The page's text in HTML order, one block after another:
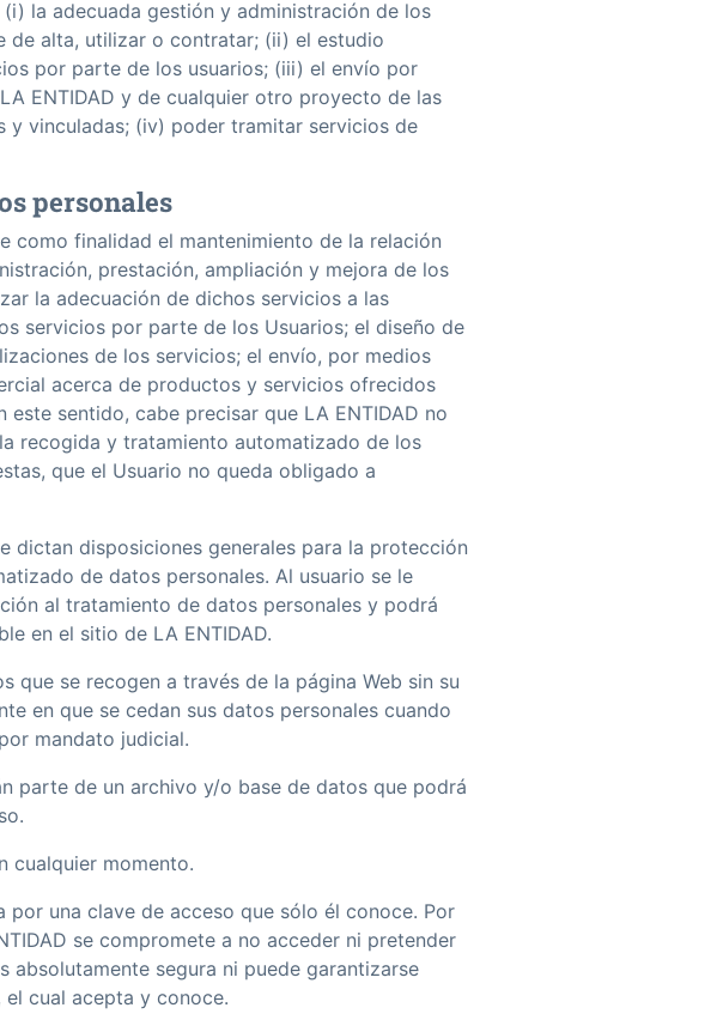
la adecuada gestión y administración de los
de alta, utilizar o contratar; (ii) el estudio
por parte de los usuarios; (iii) el envío por
ENTIDAD y de cualquier otro proyecto de las
y vinculadas; (iv) poder tramitar servicios de
personales
como finalidad el mantenimiento de la relación
prestación, ampliación y mejora de los
la adecuación de dichos servicios a las
servicios por parte de los Usuarios; el diseño de
de los servicios; el envío, por medios
acerca de productos y servicios ofrecidos
sentido, cabe precisar que LA ENTIDAD no
recogida y tratamiento automatizado de los
que el Usuario no queda obligado a
dictan disposiciones generales para la protección
de datos personales. Al usuario se le
al tratamiento de datos personales y podrá
en el sitio de LA ENTIDAD.
que se recogen a través de la página Web sin su
en que se cedan sus datos personales cuando
mandato judicial.
parte de un archivo y/o base de datos que podrá
cualquier momento.
una clave de acceso que sólo él conoce. Por
se compromete a no acceder ni pretender
absolutamente segura ni puede garantizarse
cual acepta y conoce.